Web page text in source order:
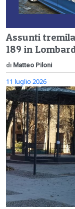
Assunti
189 in
di Matteo Piloni
11 luglio 2026